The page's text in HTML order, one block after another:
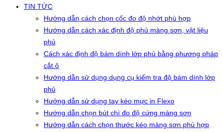
TIN TỨC
Hướng dẫn cách chọn cốc đo độ nhớt phù hợp
Hướng dẫn cách xác định độ phủ màng sơn, vật liệu
phủ
Cách xác định độ bám dính lớp phủ bằng phương pháp
cắt ô
Hướng dẫn sử dụng dụng cụ kiểm tra độ bám dính lớp
phủ
Hướng dẫn sử dụng tay kéo mực in Flexo
Hướng dẫn chọn bút chì đo độ cứng màng sơn
Hướng dẫn cách chọn thước kéo màng sơn phù hợp